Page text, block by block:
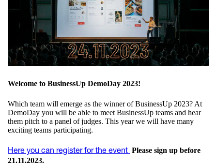
Welcome to BusinessUp DemoDay 2023!
Which team will emerge as the winner of BusinessUp 2023? At
DemoDay you will be able to meet BusinessUp teams and hear
them pitch to a panel of judges. This year we will have many
exciting teams participating.
Here you can register for the event Please sign up before
21.11.2023.